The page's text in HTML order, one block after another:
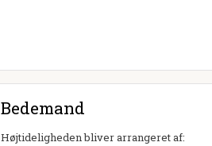
Bedemand
Højtideligheden bliver arrangeret af: